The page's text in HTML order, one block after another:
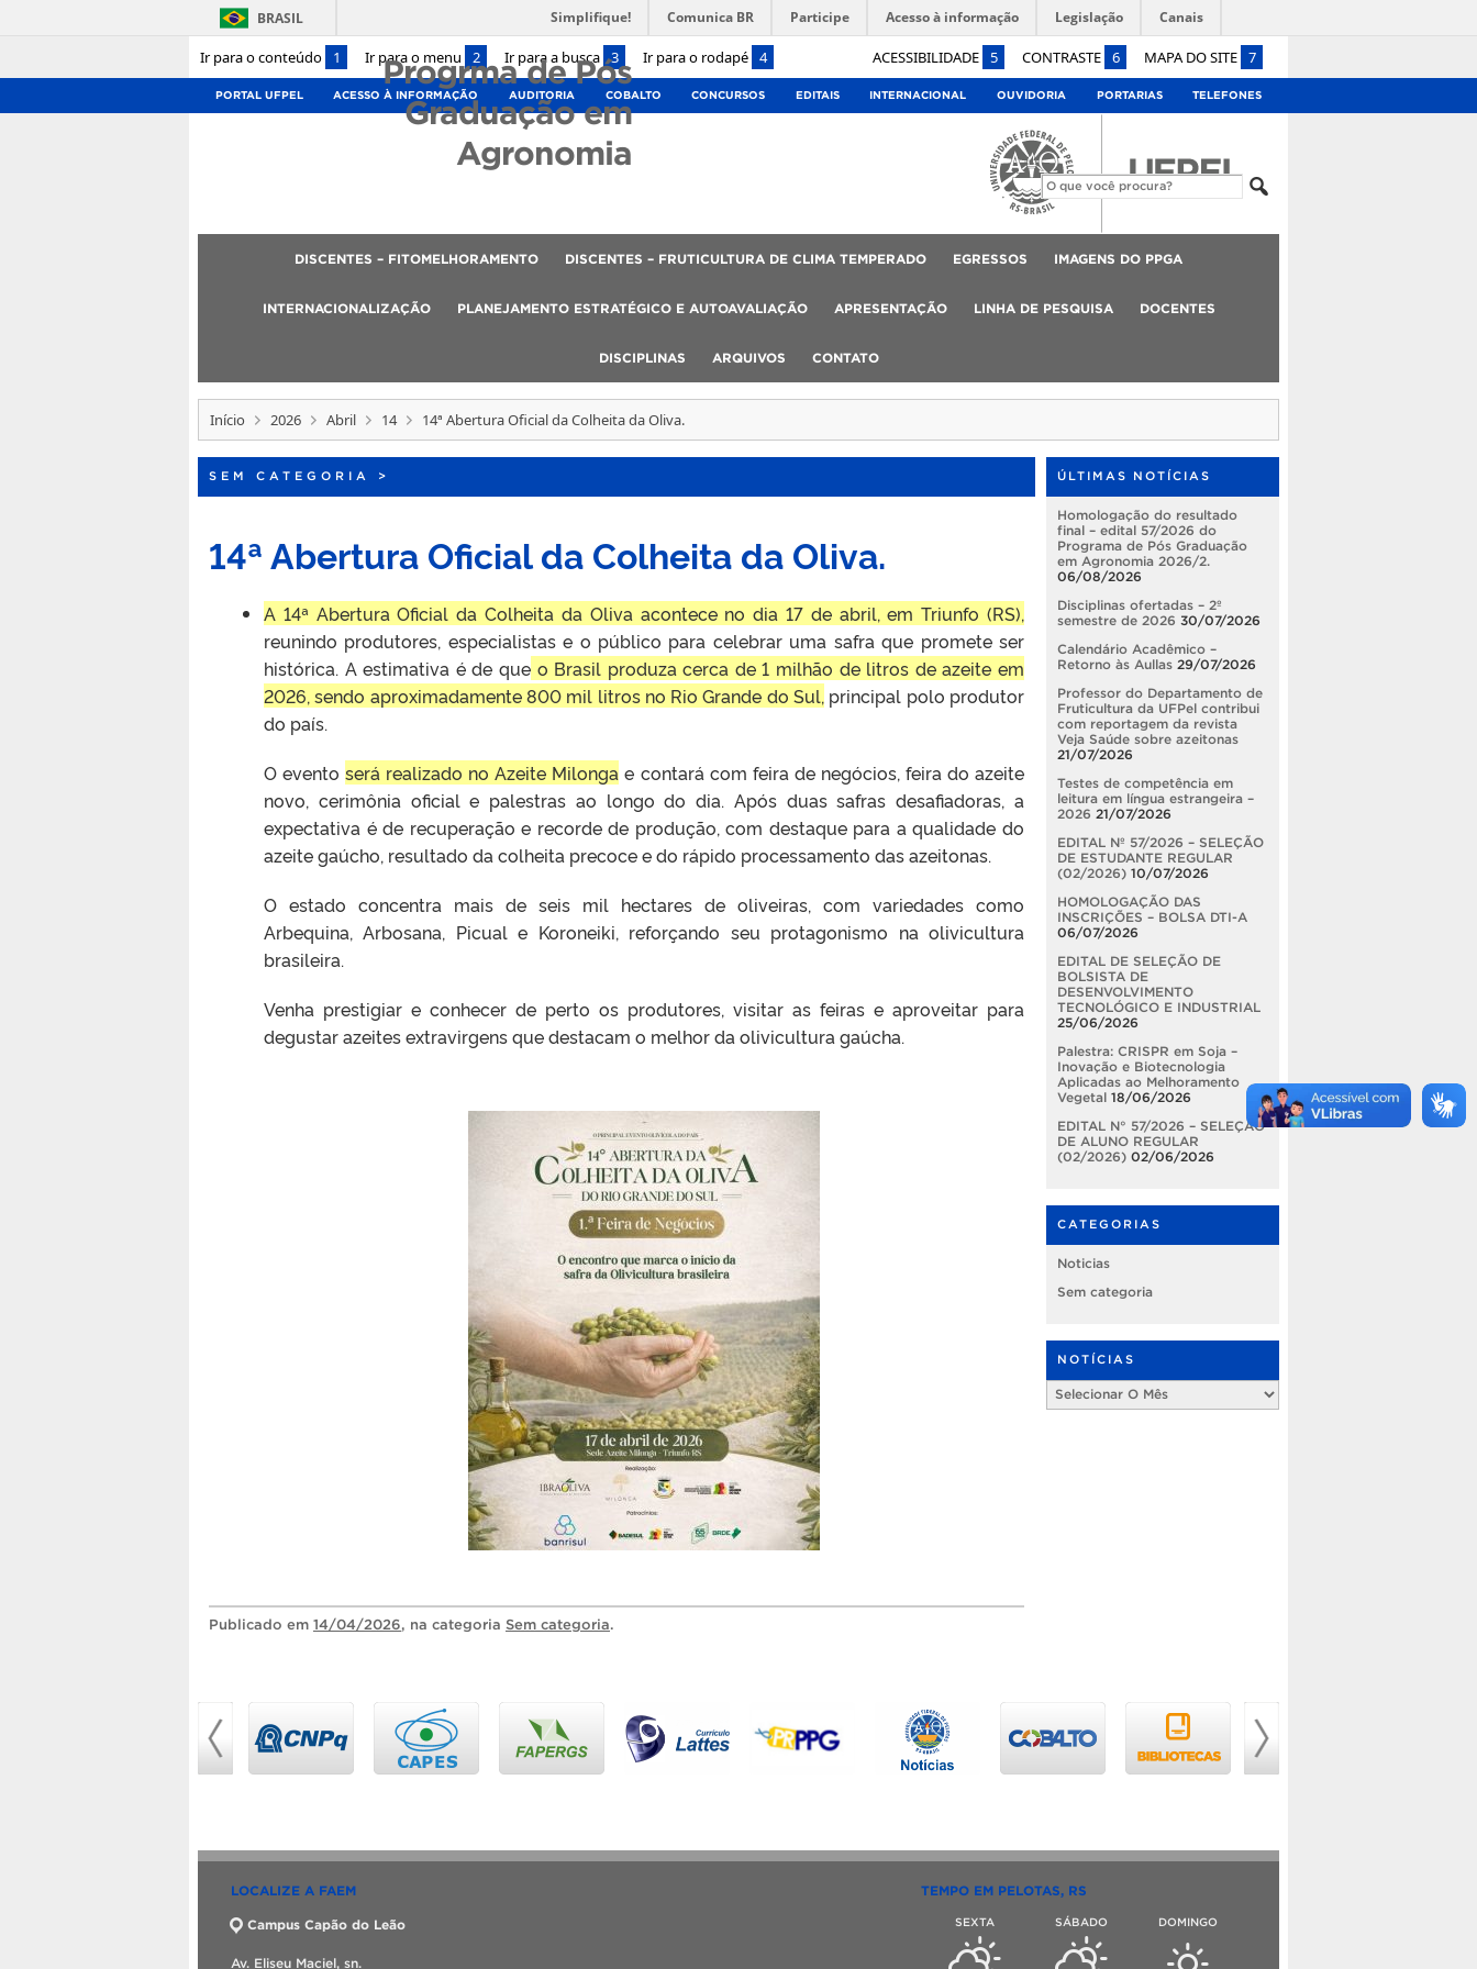
Ir para o conteúdo 1 Ir para o menu 2 Ir para a busca 3 Ir para o rodapé 4 ACESSIBILIDADE 5 CONTRASTE 6 MAPA DO SITE 7
BRASIL Simplifique! Comunica BR Participe Acesso à informação Legislação Canais
PORTAL UFPEL ACESSO À INFORMAÇÃO AUDITORIA COBALTO CONCURSOS EDITAIS INTERNACIONAL OUVIDORIA PORTARIAS TELEFONES
Progrma de Pós
Graduação em
Agronomia
DISCENTES – FITOMELHORAMENTO DISCENTES – FRUTICULTURA DE CLIMA TEMPERADO EGRESSOS IMAGENS DO PPGA
INTERNACIONALIZAÇÃO PLANEJAMENTO ESTRATÉGICO E AUTOAVALIAÇÃO APRESENTAÇÃO LINHA DE PESQUISA DOCENTES
DISCIPLINAS ARQUIVOS CONTATO
Início 2026 Abril 14 14ª Abertura Oficial da Colheita da Oliva.
SEM CATEGORIA >
14ª Abertura Oficial da Colheita da Oliva.
A 14ª Abertura Oficial da Colheita da Oliva acontece no dia 17 de abril, em Triunfo (RS),
reunindo produtores, especialistas e o público para celebrar uma safra que promete ser
histórica. A estimativa é de queo Brasil produza cerca de 1 milhão de litros de azeite em
2026, sendo aproximadamente 800 mil litros no Rio Grande do Sul, principal polo produtor
do país.
O eventoserá realizado no Azeite Milonga e contará com feira de negócios, feira do azeite
novo, cerimônia oficial e palestras ao longo do dia. Após duas safras desafiadoras, a
expectativa é de recuperação e recorde de produção, com destaque para a qualidade do
azeite gaúcho, resultado da colheita precoce e do rápido processamento das azeitonas.
O estado concentra mais de seis mil hectares de oliveiras, com variedades como
Arbequina, Arbosana, Picual e Koroneiki, reforçando seu protagonismo na olivicultura
brasileira.
Venha prestigiar e conhecer de perto os produtores, visitar as feiras e aproveitar para
degustar azeites extravirgens que destacam o melhor da olivicultura gaúcha.
Publicado em 14/04/2026, na categoria Sem categoria.
ÚLTIMAS NOTÍCIAS
Homologação do resultado
final – edital 57/2026 do
Programa de Pós Graduação
em Agronomia 2026/2.
06/08/2026
Disciplinas ofertadas – 2º
semestre de 2026 30/07/2026
Calendário Acadêmico –
Retorno às Aullas 29/07/2026
Professor do Departamento de
Fruticultura da UFPel contribui
com reportagem da revista
Veja Saúde sobre azeitonas
21/07/2026
Testes de competência em
leitura em língua estrangeira –
2026 21/07/2026
EDITAL Nº 57/2026 – SELEÇÃO
DE ESTUDANTE REGULAR
(02/2026) 10/07/2026
HOMOLOGAÇÃO DAS
INSCRIÇÕES – BOLSA DTI-A
06/07/2026
EDITAL DE SELEÇÃO DE
BOLSISTA DE
DESENVOLVIMENTO
TECNOLÓGICO E INDUSTRIAL
25/06/2026
Palestra: CRISPR em Soja –
Inovação e Biotecnologia
Aplicadas ao Melhoramento
Vegetal 18/06/2026
EDITAL N° 57/2026 – SELEÇÃO
DE ALUNO REGULAR
(02/2026) 02/06/2026
CATEGORIAS
Noticias
Sem categoria
NOTÍCIAS
Notícias
LOCALIZE A FAEM
Campus Capão do Leão
Av. Eliseu Maciel, sn.
TEMPO EM PELOTAS, RS
SEXTA SÁBADO DOMINGO